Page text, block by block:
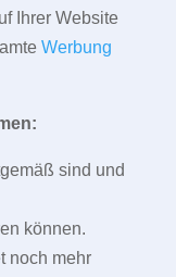
Ihrer Website
Werbung
sind und
können.
noch mehr